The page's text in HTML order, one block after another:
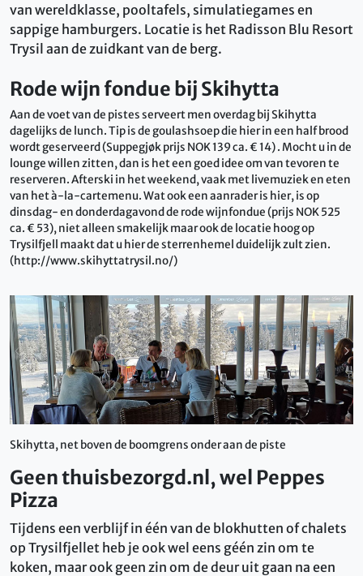
van wereldklasse, pooltafels, simulatiegames en
sappige hamburgers. Locatie is het Radisson Blu Resort
Trysil aan de zuidkant van de berg.
Rode wijn fondue bij Skihytta
Aan de voet van de pistes serveert men overdag bij Skihytta
dagelijks de lunch. Tip is de goulashsoep die hier in een half brood
wordt geserveerd (Suppegjøk prijs NOK 139 ca. € 14) . Mocht u in de
lounge willen zitten, dan is het een goed idee om van tevoren te
reserveren. Afterski in het weekend, vaak met livemuziek en eten
van het à-la-cartemenu. Wat ook een aanrader is hier, is op
dinsdag- en donderdagavond de rode wijnfondue (prijs NOK 525
ca. € 53), niet alleen smakelijk maar ook de locatie hoog op
Trysilfjell maakt dat u hier de sterrenhemel duidelijk zult zien.
(http://www.skihyttatrysil.no/)
Skihytta, net boven de boomgrens onder aan de piste
Geen thuisbezorgd.nl, wel Peppes
Pizza
Tijdens een verblijf in één van de blokhutten of chalets
op Trysilfjellet heb je ook wel eens géén zin om te
koken, maar ook geen zin om de deur uit gaan na een